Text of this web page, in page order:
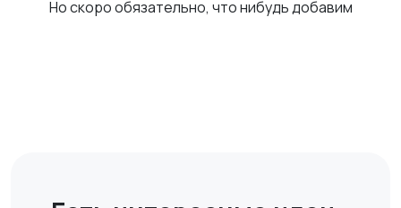
Но скоро обязательно, что нибудь добавим